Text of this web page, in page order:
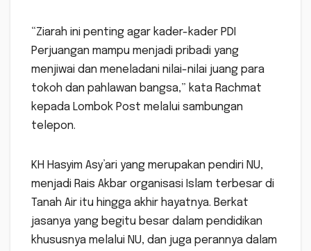
“Ziarah ini penting agar kader-kader PDI
Perjuangan mampu menjadi pribadi yang
menjiwai dan meneladani nilai-nilai juang para
tokoh dan pahlawan bangsa,” kata Rachmat
kepada Lombok Post melalui sambungan
telepon.
KH Hasyim Asy’ari yang merupakan pendiri NU,
menjadi Rais Akbar organisasi Islam terbesar di
Tanah Air itu hingga akhir hayatnya. Berkat
jasanya yang begitu besar dalam pendidikan
khususnya melalui NU, dan juga perannya dalam